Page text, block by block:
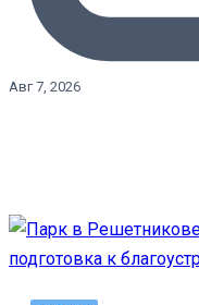
Авг 7, 2026